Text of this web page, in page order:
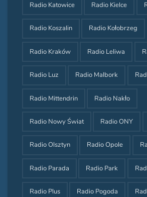
Radio Katowice Radio Kielce
Radio Koszalin Radio Kołobrzeg
Radio Kraków Radio Leliwa
Radio Luz Radio Malbork
Radio Mittendrin Radio Nakło
Radio Nowy Świat Radio ONY
Radio Olsztyn Radio Opole
Radio Parada Radio Park
Radio Plus Radio Pogoda